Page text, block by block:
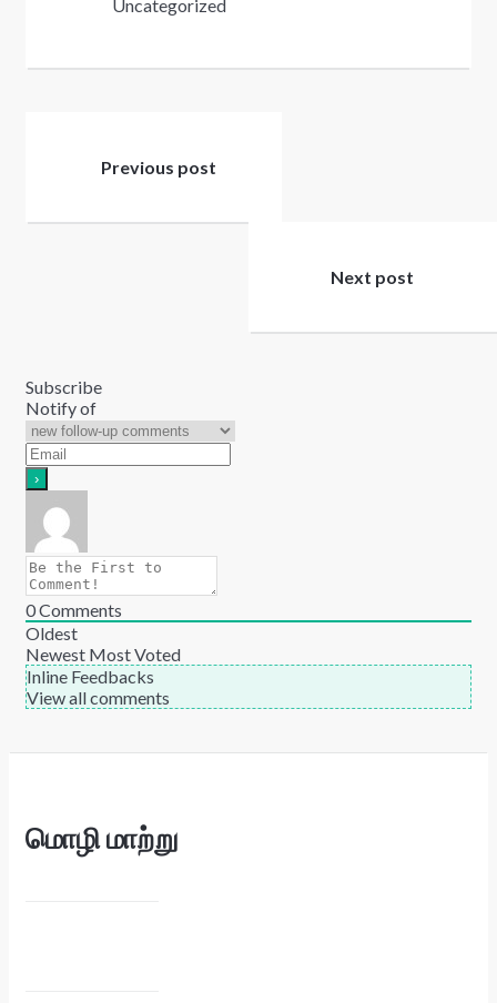
Uncategorized
navigation
Previous post
Next post
Subscribe
Notify of
0Comments
Oldest
Newest Most Voted
Inline Feedbacks
View all comments
மொழி மாற்று